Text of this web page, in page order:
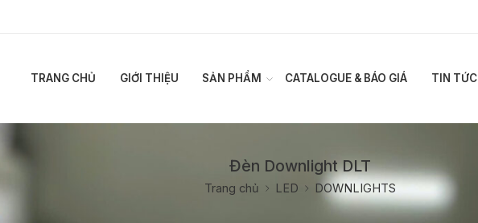
TRANG CHỦ GIỚI THIỆU SẢN PHẨM CATALOGUE & BÁO GIÁ TIN TỨC
Đèn Downlight DLT
Trang chủ LED DOWNLIGHTS